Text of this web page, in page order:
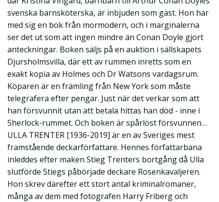
svenska barnsköterska, är inbjuden som gäst. Hon har
med sig en bok från mormodern, och i marginalerna
ser det ut som att ingen mindre än Conan Doyle gjort
anteckningar. Boken säljs på en auktion i sällskapets
Djursholmsvilla, där ett av rummen inretts som en
exakt kopia av Holmes och Dr Watsons vardagsrum.
Köparen är en främling från New York som måste
telegrafera efter pengar. Just när det verkar som att
han försvunnit utan att betala hittas han död - inne i
Sherlock-rummet. Och boken är spårlöst försvunnen…
ULLA TRENTER [1936-2019] är en av Sveriges mest
framstående deckarförfattare. Hennes författarbana
inleddes efter maken Stieg Trenters bortgång då Ulla
slutförde Stiegs påbörjade deckare Rosenkavaljeren.
Hon skrev därefter ett stort antal kriminalromaner,
många av dem med fotografen Harry Friberg och